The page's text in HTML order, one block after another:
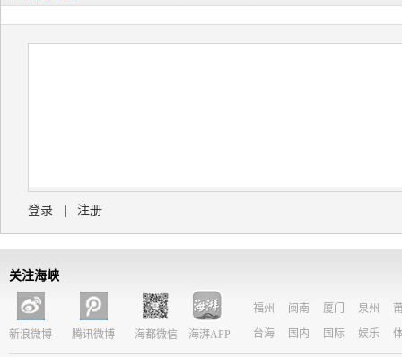
登录 注册
关注海峡
福州 闽南 厦门 泉州
台海
国内 国际 娱乐
新浪微博 腾讯微博 海都微信 海湃APP